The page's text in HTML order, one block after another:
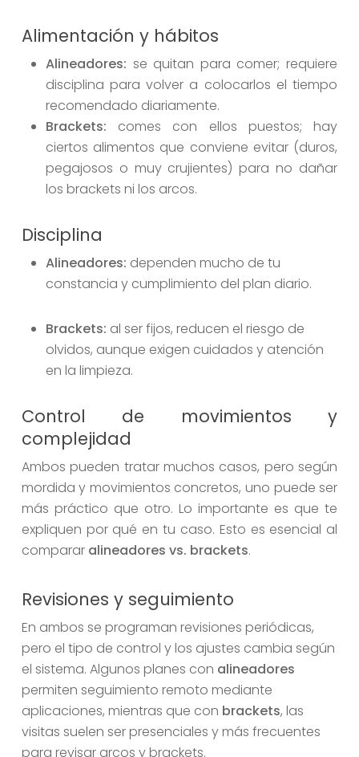
Alimentación y hábitos
Alineadores: se quitan para comer; requiere
disciplina para volver a colocarlos el tiempo
recomendado diariamente.
Brackets: comes con ellos puestos; hay
ciertos alimentos que conviene evitar (duros,
pegajosos o muy crujientes) para no dañar
los brackets ni los arcos.
Disciplina
Alineadores: dependen mucho de tu
constancia y cumplimiento del plan diario.
Brackets: al ser fijos, reducen el riesgo de
olvidos, aunque exigen cuidados y atención
en la limpieza.
Control de movimientos y
complejidad
Ambos pueden tratar muchos casos, pero según
mordida y movimientos concretos, uno puede ser
más práctico que otro. Lo importante es que te
expliquen por qué en tu caso. Esto es esencial al
comparar alineadores vs. brackets.
Revisiones y seguimiento
En ambos se programan revisiones periódicas,
pero el tipo de control y los ajustes cambia según
el sistema. Algunos planes con alineadores
permiten seguimiento remoto mediante
aplicaciones, mientras que con brackets, las
visitas suelen ser presenciales y más frecuentes
para revisar arcos y brackets.